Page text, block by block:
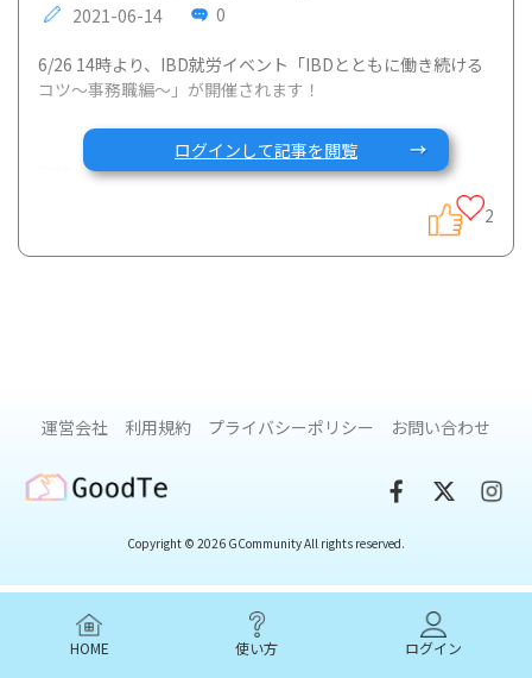
2021-06-14
0
6/26 14時より、IBD就労イベント「IBDとともに働き続ける
コツ〜事務職編〜」が開催されます！
詳細：https://gcareglobal.com/event-2/
https://docs.google.com/forms/u/1/d/1rAbdtfxnidcETo8E
i9NvlvE2Dh0NDEKl6BBA_Jt2LGM/edit?usp=drive_web
の抜粋です。
<質問>
仕事を少しセーブしたいと考えた時に取る具体的な行動を教
か？また相談の結果や、行動の結果で気づいたことをシェア
してください。
ログインして記事を閲覧
2
HOME 使い方 ログイン
運営会社 利用規約 プライバシーポリシー お問い合わせ
GoodTe
Copyright © 2026 GCommunity All rights reserved.